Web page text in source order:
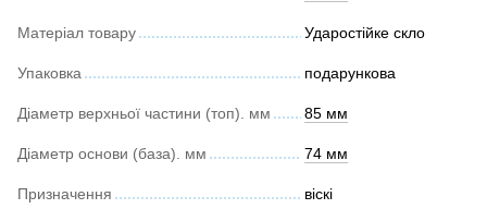
Матеріал товару Ударостійке скло
Упаковка подарункова
Діаметр верхньої частини (топ). мм 85 мм
Діаметр основи (база). мм 74 мм
Призначення віскі